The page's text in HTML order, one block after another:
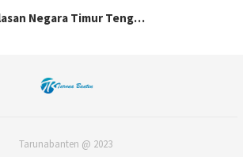
Negara Timur Teng…
Tarunabanten @ 2023